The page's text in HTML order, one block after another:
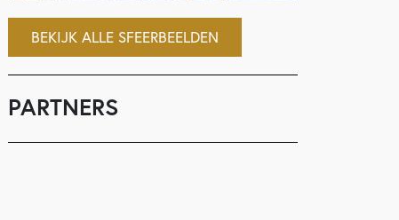
BEKIJK ALLE SFEERBEELDEN
PARTNERS